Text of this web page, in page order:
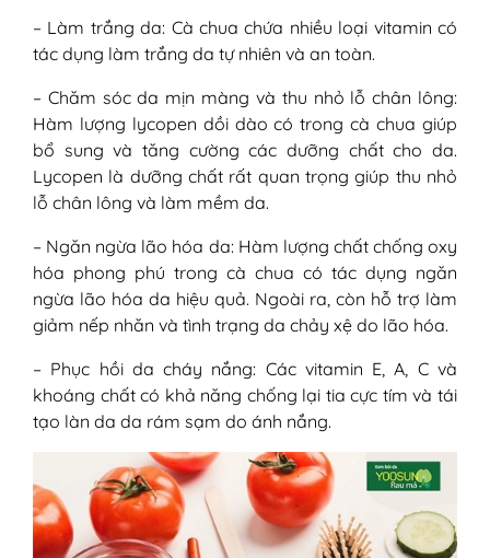
– Làm trắng da: Cà chua chứa nhiều loại vitamin có
tác dụng làm trắng da tự nhiên và an toàn.
– Chăm sóc da mịn màng và thu nhỏ lỗ chân lông:
Hàm lượng lycopen dồi dào có trong cà chua giúp
bổ sung và tăng cường các dưỡng chất cho da.
Lycopen là dưỡng chất rất quan trọng giúp thu nhỏ
lỗ chân lông và làm mềm da.
– Ngăn ngừa lão hóa da: Hàm lượng chất chống oxy
hóa phong phú trong cà chua có tác dụng ngăn
ngừa lão hóa da hiệu quả. Ngoài ra, còn hỗ trợ làm
giảm nếp nhăn và tình trạng da chảy xệ do lão hóa.
– Phục hồi da cháy nắng: Các vitamin E, A, C và
khoáng chất có khả năng chống lại tia cực tím và tái
tạo làn da da rám sạm do ánh nắng.